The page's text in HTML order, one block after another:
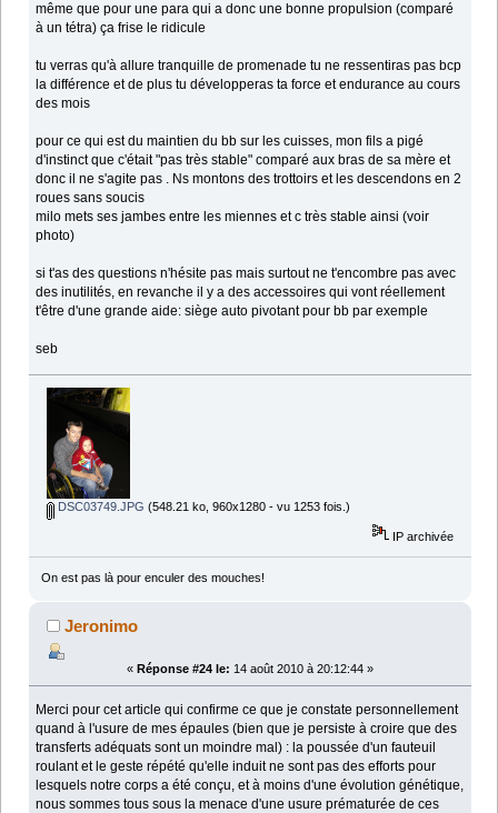
même que pour une para qui a donc une bonne propulsion (comparé
à un tétra) ça frise le ridicule
tu verras qu'à allure tranquille de promenade tu ne ressentiras pas bcp
la différence et de plus tu développeras ta force et endurance au cours
des mois
pour ce qui est du maintien du bb sur les cuisses, mon fils a pigé
d'instinct que c'était "pas très stable" comparé aux bras de sa mère et
donc il ne s'agite pas . Ns montons des trottoirs et les descendons en 2
roues sans soucis
milo mets ses jambes entre les miennes et c très stable ainsi (voir
photo)
si t'as des questions n'hésite pas mais surtout ne t'encombre pas avec
des inutilités, en revanche il y a des accessoires qui vont réellement
t'être d'une grande aide: siège auto pivotant pour bb par exemple
seb
DSC03749.JPG (548.21 ko, 960x1280 - vu 1253 fois.)
IP archivée
On est pas là pour enculer des mouches!
Jeronimo
« Réponse #24 le: 14 août 2010 à 20:12:44 »
Merci pour cet article qui confirme ce que je constate personnellement
quand à l'usure de mes épaules (bien que je persiste à croire que des
transferts adéquats sont un moindre mal) : la poussée d'un fauteuil
roulant et le geste répété qu'elle induit ne sont pas des efforts pour
lesquels notre corps a été conçu, et à moins d'une évolution génétique,
nous sommes tous sous la menace d'une usure prématurée de ces